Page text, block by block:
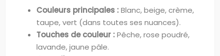
Couleurs principales :Blanc, beige, crème,
taupe, vert (dans toutes ses nuances).
Touches de couleur :Pêche, rose poudré,
lavande, jaune pâle.